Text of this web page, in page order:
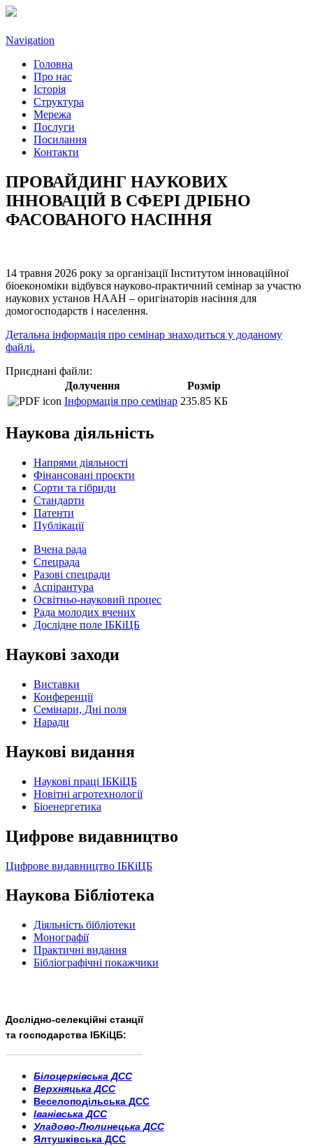
Navigation
Головна
Про нас
Історія
Структура
Мережа
Послуги
Посилання
Контакти
ПРОВАЙДИНГ НАУКОВИХ
ІННОВАЦІЙ В СФЕРІ ДРІБНО
ФАСОВАНОГО НАСІННЯ
14 травня 2026 року за організації Інститутом інноваційної
біоекономіки відбувся науково-практичний семінар за участю
наукових установ НААН – оригінаторів насіння для
домогосподарств і населення.
Детальна інформація про семінар знаходиться у доданому
файлі.
Приєднані файли:
Долучення
Розмір
Інформація про семінар 235.85 КБ
Наукова діяльність
Напрями діяльності
Фінансовані проєкти
Сорти та гібриди
Стандарти
Патенти
Публікації
Вчена рада
Спецрада
Разові спецради
Аспірантура
Освітньо-науковий процес
Рада молодих вчених
Дослідне поле ІБКіЦБ
Наукові заходи
Виставки
Конференції
Семінари, Дні поля
Наради
Наукові видання
Наукові праці ІБКіЦБ
Новітні агротехнології
Бiоенергетика
Цифрове видавництво
Цифрове видавництво ІБКіЦБ
Наукова Бібліотека
Діяльність бібліотеки
Монографії
Практичні видання
Бібліографічні покажчики
Дослідно-селекційні станції
та господарства ІБКіЦБ:
Білоцерківська ДСС
Верхняцька ДСС
Веселоподільська ДСС
Іванівська ДСС
Уладово-Люлинецька ДСС
Ялтушківська ДСС